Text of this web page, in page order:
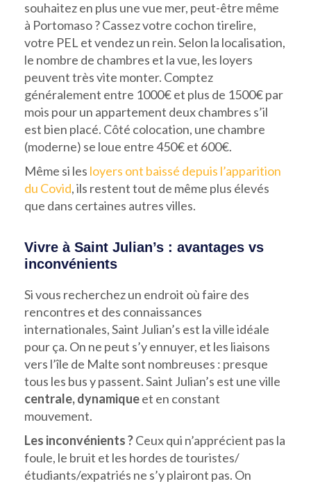
souhaitez en plus une vue mer, peut-être même
à Portomaso ? Cassez votre cochon tirelire,
votre PEL et vendez un rein. Selon la localisation,
le nombre de chambres et la vue, les loyers
peuvent très vite monter. Comptez
généralement entre 1000€ et plus de 1500€ par
mois pour un appartement deux chambres s’il
est bien placé. Côté colocation, une chambre
(moderne) se loue entre 450€ et 600€.
Même si les loyers ont baissé depuis l’apparition
du Covid, ils restent tout de même plus élevés
que dans certaines autres villes.
Vivre à Saint Julian’s : avantages vs
inconvénients
Si vous recherchez un endroit où faire des
rencontres et des connaissances
internationales, Saint Julian’s est la ville idéale
pour ça. On ne peut s’y ennuyer, et les liaisons
vers l’île de Malte sont nombreuses : presque
tous les bus y passent. Saint Julian’s est une ville
centrale, dynamiqueet en constant
mouvement.
Les inconvénients ?Ceux qui n’apprécient pas la
foule, le bruit et les hordes de touristes/
étudiants/expatriés ne s’y plairont pas. On